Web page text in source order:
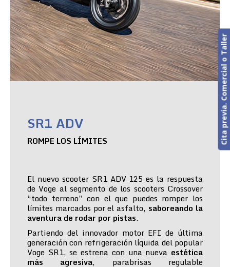
SR1 ADV
ROMPE LOS LÍMITES
El nuevo scooter SR1 ADV 125 es la respuesta
de Voge al segmento de los scooters Crossover
“todo terreno” con el que puedes romper los
límites marcados por el asfalto, saboreando la
aventura de rodar por pistas.
Partiendo del innovador motor EFI de última
generación con refrigeración líquida del popular
Voge SR1, se estrena con una nueva estética
más agresiva, parabrisas regulable
Cita previa. Comercial o Taller